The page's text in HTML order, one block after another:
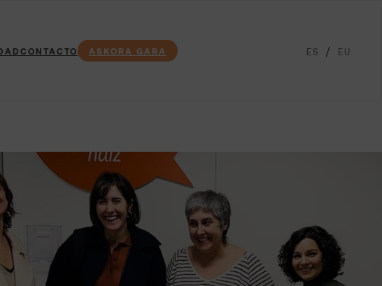
CONTACTO ASKORA GARA ES EU